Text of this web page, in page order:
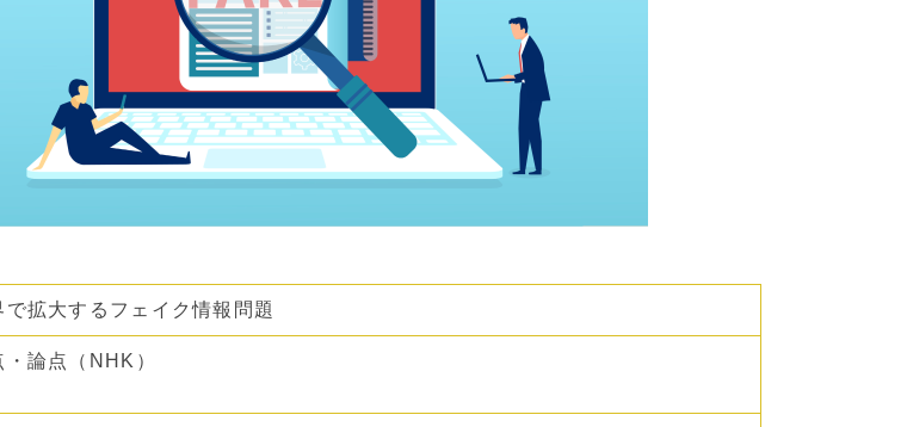
で拡大するフェイク情報問題
・論点（NHK）